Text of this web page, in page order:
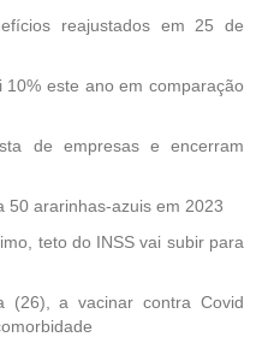
reajustados em 25 de
este ano em comparação
de empresas e encerram
50 ararinhas-azuis em 2023
teto do INSS vai subir para
(26), a vacinar contra Covid